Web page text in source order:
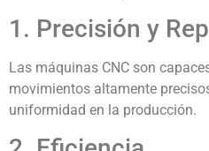
1. Precisión y
Las máquinas CNC son
movimientos altamente
uniformidad en la producción.